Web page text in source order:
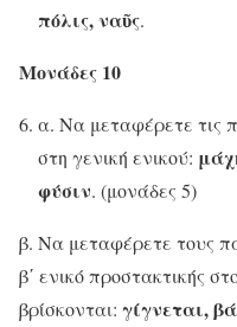
πόλις, ναῦς.
Μονάδες 10
α. Να μεταφέρετε τις
στη γενική ενικού:
φύσιν. (μονάδες 5)
β. Να μεταφέρετε τους
β΄ ενικό προστακτικής
βρίσκονται: γίγνεται,